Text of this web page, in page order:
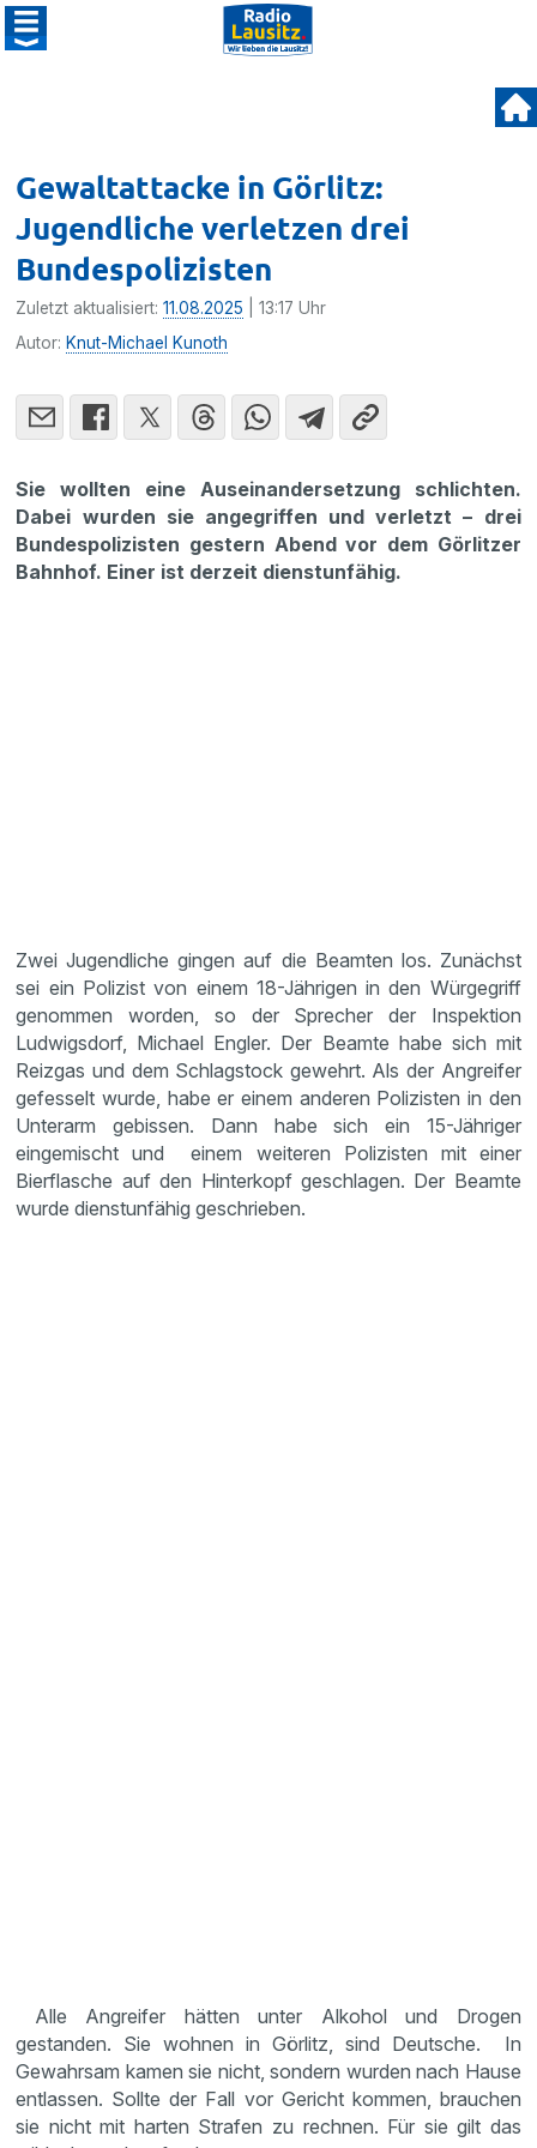
Gewaltattacke in Görlitz:
Jugendliche verletzen drei
Bundespolizisten
Zuletzt aktualisiert:11.08.2025 | 13:17 Uhr
Autor: Knut-Michael Kunoth
Sie wollten eine Auseinandersetzung schlichten.
Dabei wurden sie angegriffen und verletzt – drei
Bundespolizisten gestern Abend vor dem Görlitzer
Bahnhof. Einer ist derzeit dienstunfähig.
Zwei Jugendliche gingen auf die Beamten los. Zunächst
sei ein Polizist von einem 18-Jährigen in den Würgegriff
genommen worden, so der Sprecher der Inspektion
Ludwigsdorf, Michael Engler. Der Beamte habe sich mit
Reizgas und dem Schlagstock gewehrt. Als der Angreifer
gefesselt wurde, habe er einem anderen Polizisten in den
Unterarm gebissen. Dann habe sich ein 15-Jähriger
eingemischt und einem weiteren Polizisten mit einer
Bierflasche auf den Hinterkopf geschlagen. Der Beamte
wurde dienstunfähig geschrieben.
Alle Angreifer hätten unter Alkohol und Drogen
gestanden. Sie wohnen in Görlitz, sind Deutsche. In
Gewahrsam kamen sie nicht, sondern wurden nach Hause
entlassen. Sollte der Fall vor Gericht kommen, brauchen
sie nicht mit harten Strafen zu rechnen. Für sie gilt das